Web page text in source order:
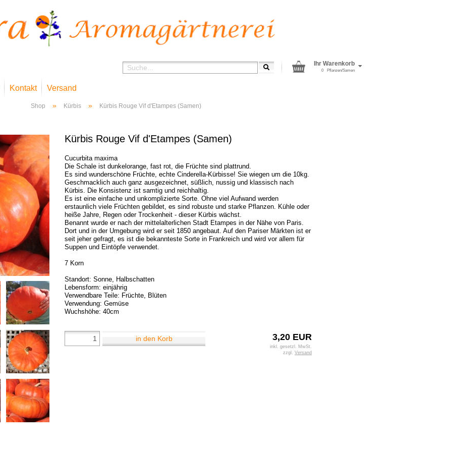
Kontakt Versand
Ihr Warenkorb
Pflanzen/Samen
0
Shop » Kürbis » Kürbis Rouge Vif d'Etampes (Samen)
Kürbis Rouge Vif d'Etampes (Samen)
Cucurbita maxima
Die Schale ist dunkelorange, fast rot, die Früchte sind plattrund.
Es sind wunderschöne Früchte, echte Cinderella-Kürbisse! Sie wiegen um die 10kg.
Geschmacklich auch ganz ausgezeichnet, süßlich, nussig und klassisch nach
Kürbis. Die Konsistenz ist samtig und reichhaltig.
Es ist eine einfache und unkomplizierte Sorte. Ohne viel Aufwand werden
erstaunlich viele Früchten gebildet, es sind robuste und starke Pflanzen. Kühle oder
heiße Jahre, Regen oder Trockenheit - dieser Kürbis wächst.
Benannt wurde er nach der mittelalterlichen Stadt Etampes in der Nähe von Paris.
Dort und in der Umgebung wird er seit 1850 angebaut. Auf den Pariser Märkten ist er
seit jeher gefragt, es ist die bekannteste Sorte in Frankreich und wird vor allem für
Suppen und Eintöpfe verwendet.
7 Korn
Standort: Sonne, Halbschatten
Lebensform: einjährig
Verwendbare Teile: Früchte, Blüten
Verwendung: Gemüse
Wuchshöhe: 40cm
3,20 EUR
inkl. gesetzl. MwSt.
zzgl. Versand
in den Korb